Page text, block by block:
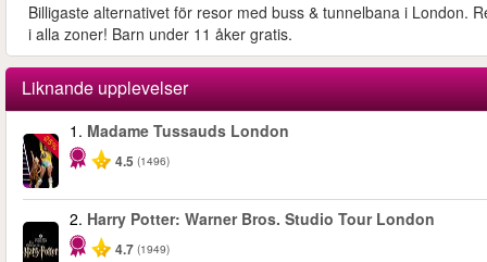
Billigaste alternativet för resor med buss & tunnelbana i London.
i alla zoner! Barn under 11 åker gratis.
Liknande upplevelser
-25%
1. Madame Tussauds London
4.5 (1496)
2. Harry Potter: Warner Bros. Studio Tour London
4.7 (1949)